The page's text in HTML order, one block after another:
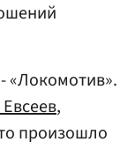
«Локомотив».
,
произошло